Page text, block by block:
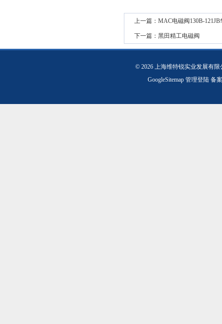
上一篇： MAC电磁阀130B-
下一篇： 黑田精工电磁阀
© 2026 上海维特锐实业发展有
GoogleSitemap 管理登陆 备